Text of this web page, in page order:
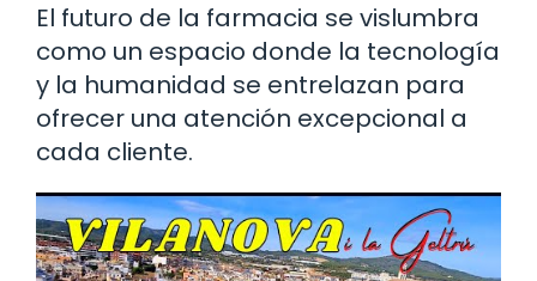
El futuro de la farmacia se vislumbra
como un espacio donde la tecnología
y la humanidad se entrelazan para
ofrecer una atención excepcional a
cada cliente.